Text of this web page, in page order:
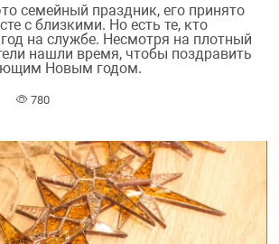
семейный праздник, его принято
с близкими. Но есть те, кто
на службе. Несмотря на плотный
нашли время, чтобы поздравить
Новым годом.
780